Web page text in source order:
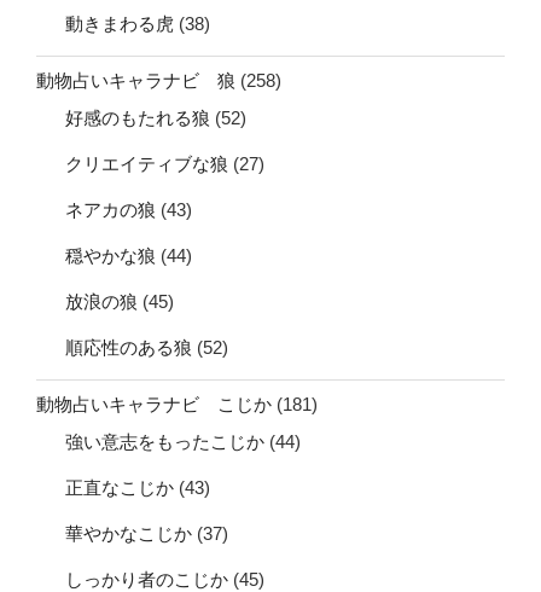
動きまわる虎 (38)
動物占いキャラナビ 狼 (258)
好感のもたれる狼 (52)
クリエイティブな狼 (27)
ネアカの狼 (43)
穏やかな狼 (44)
放浪の狼 (45)
順応性のある狼 (52)
動物占いキャラナビ こじか (181)
強い意志をもったこじか (44)
正直なこじか (43)
華やかなこじか (37)
しっかり者のこじか (45)